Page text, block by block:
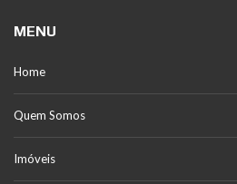
MENU
Home
Quem Somos
Imóveis